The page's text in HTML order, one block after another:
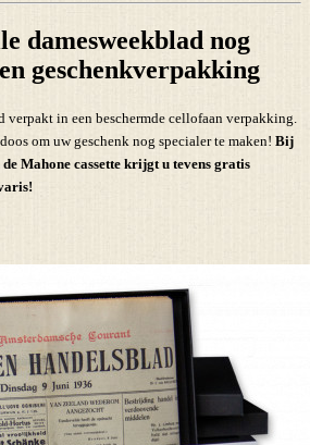
damesweekblad nog
geschenkverpakking
verpakt in een beschermde cellofaan verpakking.
om uw geschenk nog specialer te maken! Bij
Mahone cassette krijgt u tevens gratis